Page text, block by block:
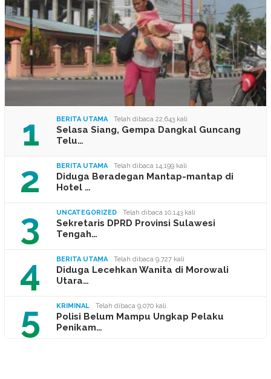
1 BERITA UTAMA Telah dibaca 22,643 kali
Selasa Siang, Gempa Dangkal Guncang
Telu…
2 BERITA UTAMA Telah dibaca 14,199 kali
Diduga Beradegan Mantap-mantap di
Hotel …
3 UNCATEGORIZED Telah dibaca 10,143 kali
Sekretaris DPRD Provinsi Sulawesi
Tengah…
4 BERITA UTAMA Telah dibaca 9,727 kali
Diduga Lecehkan Wanita di Morowali
Utara…
5 KRIMINAL Telah dibaca 9,070 kali
Polisi Belum Mampu Ungkap Pelaku
Penikam…